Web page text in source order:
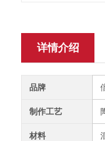
详情介绍
品牌
制作工艺
材料